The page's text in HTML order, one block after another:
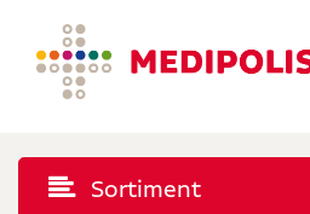
Sortiment